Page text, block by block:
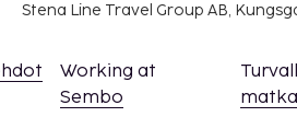
Stena Line Travel Group AB,
Working at
Sembo